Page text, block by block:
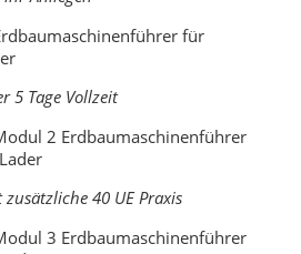
für
5 Tage Vollzeit
2 Erdbaumaschinenführer
40 UE Praxis
3 Erdbaumaschinenführer